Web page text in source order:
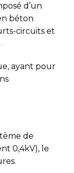
d’un
béton
circuits et
ayant pour
de
0,4kV), le